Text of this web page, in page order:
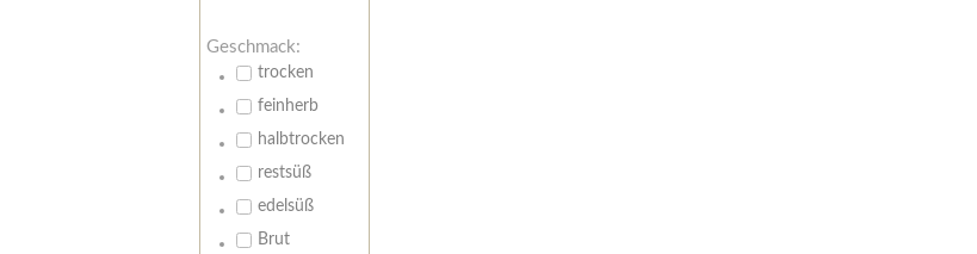
Geschmack:
trocken
feinherb
halbtrocken
restsüß
edelsüß
Brut